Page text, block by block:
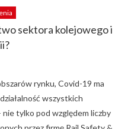
sektora kolejowego i
rynku, Covid-19 ma
wszystkich
tylko pod względem liczby